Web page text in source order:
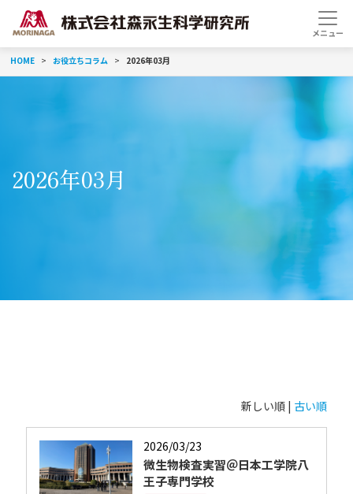
HOME お役立ちコラム 2026年03月
2026年03月
新しい順 | 古い順
2026/03/23
微生物検査実習＠日本工学院八
王子専門学校